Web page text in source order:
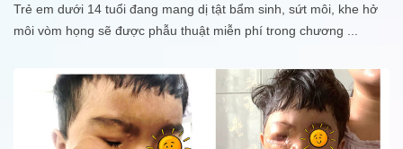
Trẻ em dưới 14 tuổi đang mang dị tật bẩm sinh, sứt môi, khe hở
môi vòm họng sẽ được phẫu thuật miễn phí trong chương